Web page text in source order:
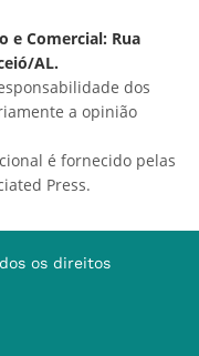
e Comercial: Rua
AL.
dos
a opinião
é fornecido pelas
Press.
os direitos